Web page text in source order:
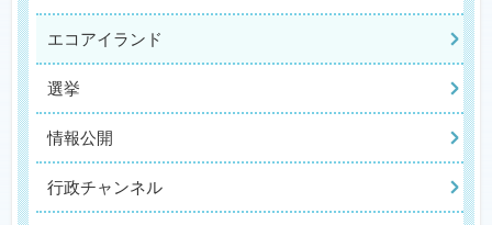
エコアイランド
選挙
情報公開
行政チャンネル